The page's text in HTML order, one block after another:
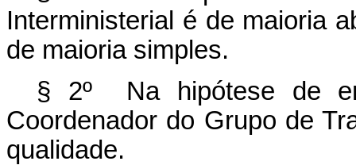
Interministerial é de maioria
de maioria simples.
§ 2º Na hipótese de
Coordenador do Grupo de
qualidade.